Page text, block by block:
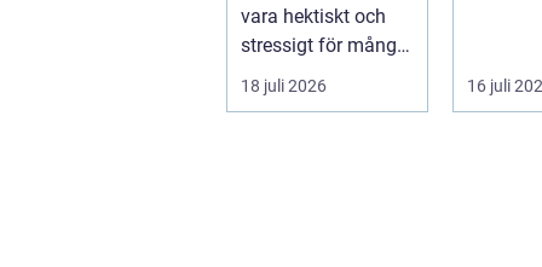
vara hektiskt och
stressigt för många
familjer. Kon...
18 juli 2026 16 juli